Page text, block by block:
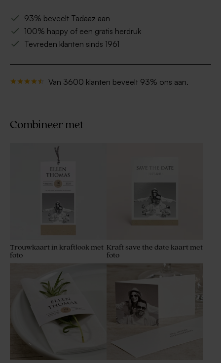
93% beveelt Tadaaz aan
100% happy of een gratis herdruk
Tevreden klanten sinds 1961
Van 3600 klanten beveelt 93% ons aan.
Combineer met
Trouwkaart in kraftlook met
foto
Kraft save the date kaart met
foto